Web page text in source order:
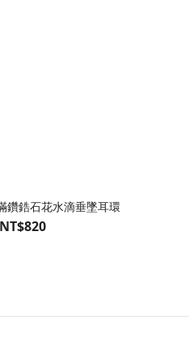
鑽鋯石花水滴垂墜耳環
NT$820